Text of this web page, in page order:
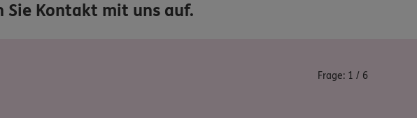
Sie Kontakt mit uns auf.
Frage: 1 / 6